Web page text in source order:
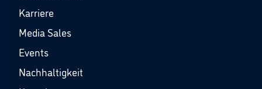
Karriere
Media Sales
Events
Nachhaltigkeit